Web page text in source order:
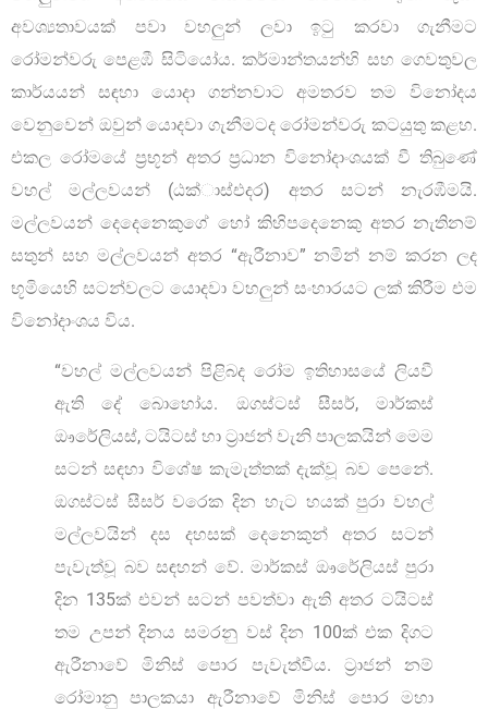
අවශ්‍යතාවයක් පවා වහලුන් ලවා ඉටු කරවා ගැනීමට
රෝමන්වරු පෙළඹී සිටියෝය. කර්මාන්තයන්හි සහ ගෙවතුවල
කාර්යයන් සඳහා යොදා ගන්නවාට අමතරව තම විනෝදය
වෙනුවෙන් ඔවුන් යොදවා ගැනීමටද රෝමන්වරු කටයුතු කළහ.
එකල රෝමයේ ප්‍රභූන් අතර ප්‍රධාන විනෝදාංශයක් වී තිබුණේ
වහල් මල්ලවයන් (ඨක්ාස්එදර) අතර සටන් නැරඹීමයි.
මල්ලවයන් දෙදෙනෙකුගේ හෝ කිහිපදෙනෙකු අතර නැතිනම්
සතුන් සහ මල්ලවයන් අතර “ඇරීනාව” නමින් නම් කරන ලද
භූමියෙහි සටන්වලට යොදවා වහලුන් සංහාරයට ලක් කිරීම එම
විනෝදාංශය විය.
“වහල් මල්ලවයන් පිළිබද රෝම ඉතිහාසයේ ලියවී
ඇති දේ බොහෝය. ඔගස්ටස් සීසර්, මාර්කස්
ඖරේලියස්, ටයිටස් හා ට්‍රාජන් වැනි පාලකයින් මෙම
සටන් සඳහා විශේෂ කැමැත්තක් දැක්වූ බව පෙනේ.
ඔගස්ටස් සීසර් වරෙක දින හැට හයක් පුරා වහල්
මල්ලවයින් දස දහසක් දෙනෙකුන් අතර සටන්
පැවැත්වූ බව සඳහන් වේ. මාර්කස් ඖරේලියස් පුරා
දින 135ක් එවන් සටන් පවත්වා ඇති අතර ටයිටස්
තම උපන් දිනය සමරනු වස් දින 100ක් එක දිගට
ඇරීනාවේ මිනිස් පොර පැවැත්වීය. ට්‍රාජන් නම්
රෝමානු පාලකයා ඇරීනාවේ මිනිස් පොර මහා